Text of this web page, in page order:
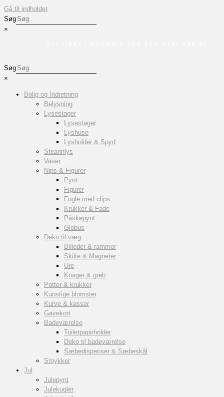
Gå til indholdet
Søg
×
Søg
×
Bolig og Indretning
Belysning
Lysestager
Lysestager
Lyshuse
Lysholder & Spyd
Stearinlys
Vaser
Nips & Figurer
Pynt
Figurer
Fugle med clips
Krukker & Fade
Påskepynt
Globus
Deko til væg
Billeder & rammer
Skilte & Magneter
Ure
Knager & greb
Potter & krukker
Kunstige blomster
Kurve & kasser
Gavekort
Badeværelse
Toiletpapirholder
Deko til badeværelse
Sæbedispenser & Sæbeskål
Smykker
Jul
Julepynt
Julekugler